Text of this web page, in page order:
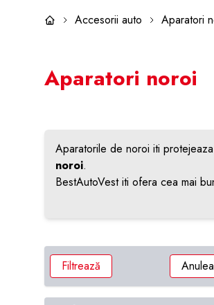
Accesorii auto Aparatori
Aparatori noroi
Aparatorile de noroi iti
noroi.
BestAutoVest iti ofera cea mai
Filtrează